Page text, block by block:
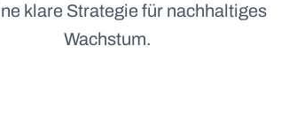
klare Strategie für nachhaltiges
Wachstum.